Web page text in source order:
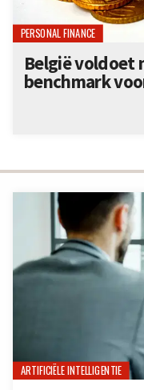
ARTIFICIËLE INTELLIGENTIE
PERSONAL FINANCE
België voldoet
benchmark